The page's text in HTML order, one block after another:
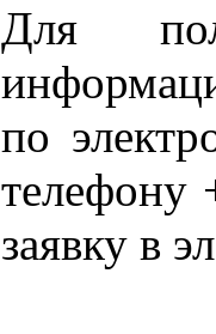
Для
по
телефону
заявку в